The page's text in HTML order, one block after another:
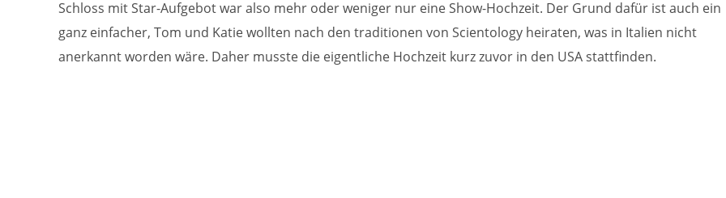
Schloss mit Star-Aufgebot war also mehr oder weniger nur eine Show-Hochzeit. Der Grund dafür ist auch ein
ganz einfacher, Tom und Katie wollten nach den traditionen von Scientology heiraten, was in Italien nicht
anerkannt worden wäre. Daher musste die eigentliche Hochzeit kurz zuvor in den USA stattfinden.